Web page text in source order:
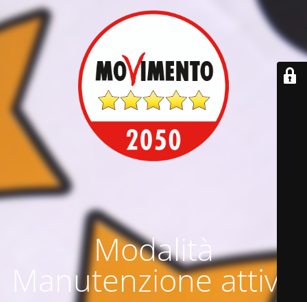
Modalità
Manutenzione attiva